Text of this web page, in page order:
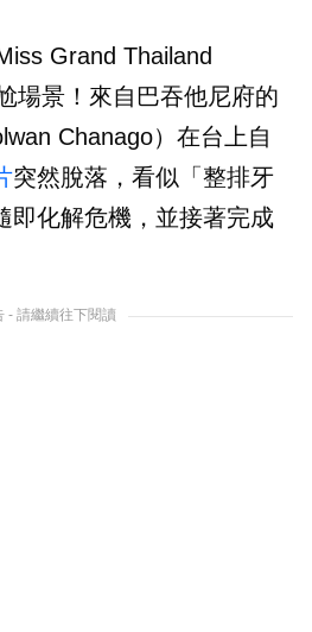
Miss Grand Thailand
場景！來自巴吞他尼府的
Chanago）在台上自
突然脫落，看似「整排牙
即化解危機，並接著完成
- 請繼續往下閱讀